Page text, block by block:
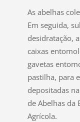
As abelhas
Em seguida,
desidratação,
caixas
gavetas
pastilha, para
depositadas
de Abelhas da
Agrícola.